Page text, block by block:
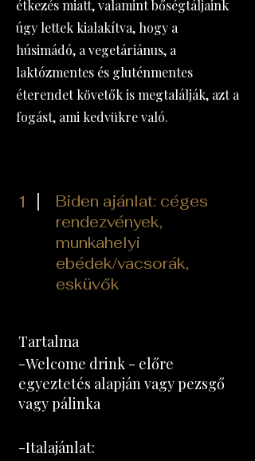
étkezés miatt, valamint bőségtáljaink
úgy lettek kialakítva, hogy a
húsimádó, a vegetáriánus, a
laktózmentes és gluténmentes
éterendet követők is megtalálják, azt a
fogást, ami kedvükre való.
1
Biden ajánlat: céges
rendezvények,
munkahelyi
ebédek/vacsorák,
esküvők
Tartalma
-Welcome drink​ - előre
egyeztetés alapján vagy pezsgő
vagy pálinka
-Italajánlat: